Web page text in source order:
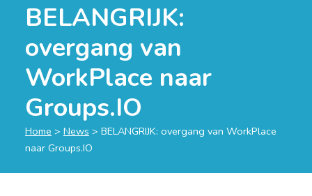
BELANGRIJK:
overgang van
WorkPlace naar
Groups.IO
Home > News > BELANGRIJK: overgang van WorkPlace
naar Groups.IO